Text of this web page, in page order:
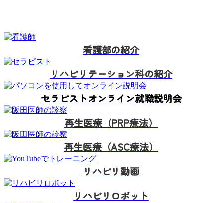
看護部の紹介
リハビリテーション科の紹介
セラピストオンライン就職説明会
再生医療（PRP療法）
再生医療（ASC療法）
リハビリ動画
リハビリロボット